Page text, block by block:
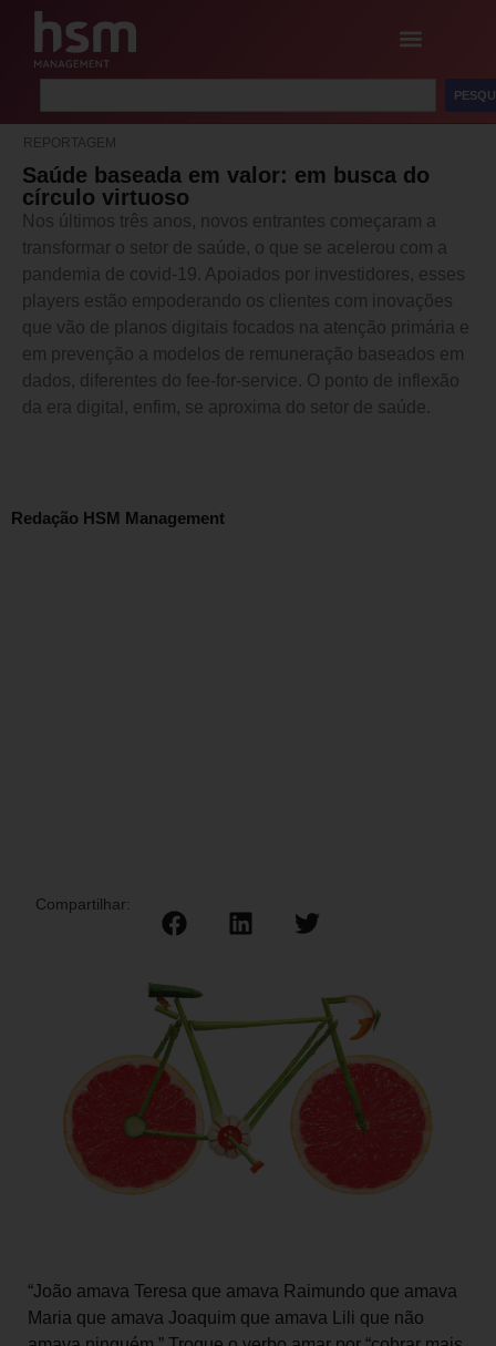
REPORTAGEM
Saúde baseada em valor: em busca do
círculo virtuoso
Nos últimos três anos, novos entrantes começaram a
transformar o setor de saúde, o que se acelerou com a
pandemia de covid-19. Apoiados por investidores, esses
players estão empoderando os clientes com inovações
que vão de planos digitais focados na atenção primária e
em prevenção a modelos de remuneração baseados em
dados, diferentes do fee-for-service. O ponto de inflexão
da era digital, enfim, se aproxima do setor de saúde.
Redação HSM Management
Compartilhar:
“João amava Teresa que amava Raimundo que amava
Maria que amava Joaquim que amava Lili que não